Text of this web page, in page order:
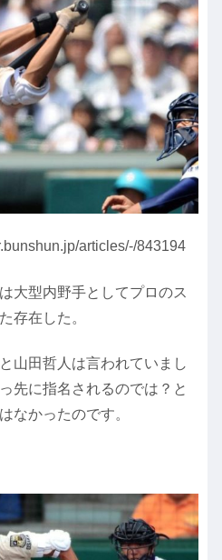
articles/-/843194
大型内野手としてプロのス
存在した。
山田哲人は言われていまし
先に指名されるのでは？と
なかったのです。